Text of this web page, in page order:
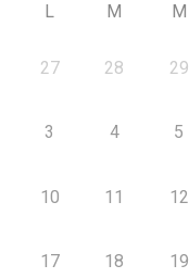
L M M
27 28 29
3 4 5
10 11 12
17 18 19